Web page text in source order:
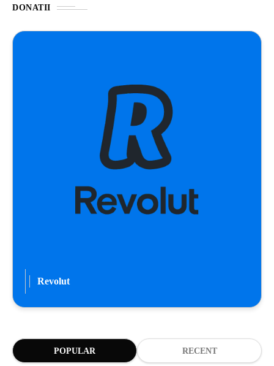
DONATII
Revolut
POPULAR RECENT
Espressor paduri Senseo blocat?Afla cum îl